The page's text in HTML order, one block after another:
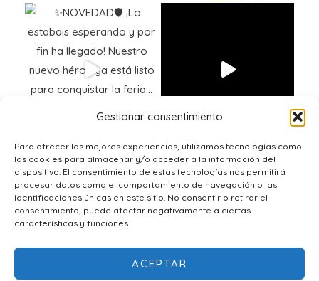
Gestionar consentimiento
Para ofrecer las mejores experiencias, utilizamos tecnologías como
las cookies para almacenar y/o acceder a la información del
dispositivo. El consentimiento de estas tecnologías nos permitirá
procesar datos como el comportamiento de navegación o las
identificaciones únicas en este sitio. No consentir o retirar el
consentimiento, puede afectar negativamente a ciertas
características y funciones.
ACEPTAR